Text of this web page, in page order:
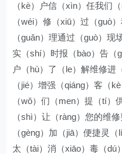
（kè）户信（xìn）任我们
（wéi）修（xiū）过（guò
（guǎn）理通过（guò）
实（shí）时报（bào）告（
户（hù）了（le）解维修进
（jié）增强（qiáng）客（
（wǒ）们（men）提（tí）
（shì）让（ràng）您的维
（gèng）加（jiā）便捷灵
太（tài）消（xiāo）毒（dú